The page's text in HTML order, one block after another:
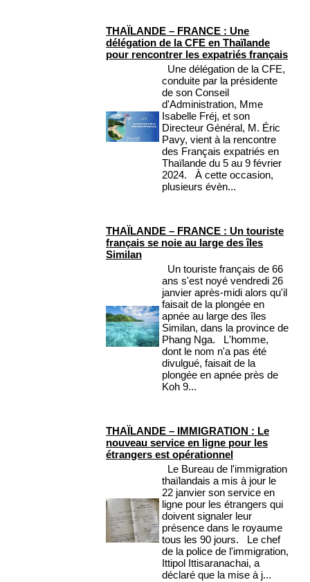
THAÏLANDE – FRANCE : Une
délégation de la CFE en Thaïlande
pour rencontrer les expatriés français
Une délégation de la CFE,
conduite par la présidente
de son Conseil
d'Administration, Mme
Isabelle Fréj, et son
Directeur Général, M. Éric
Pavy, vient à la rencontre
des Français expatriés en
Thaïlande du 5 au 9 février
2024. À cette occasion,
plusieurs évèn...
THAÏLANDE – FRANCE : Un touriste
français se noie au large des îles
Similan
Un touriste français de 66
ans s'est noyé vendredi 26
janvier après-midi alors qu'il
faisait de la plongée en
apnée au large des îles
Similan, dans la province de
Phang Nga. L'homme,
dont le nom n'a pas été
divulgué, faisait de la
plongée en apnée près de
Koh 9...
THAÏLANDE – IMMIGRATION : Le
nouveau service en ligne pour les
étrangers est opérationnel
Le Bureau de l'immigration
thaïlandais a mis à jour le
22 janvier son service en
ligne pour les étrangers qui
doivent signaler leur
présence dans le royaume
tous les 90 jours. Le chef
de la police de l'immigration,
Ittipol Ittisaranachai, a
déclaré que la mise à j...